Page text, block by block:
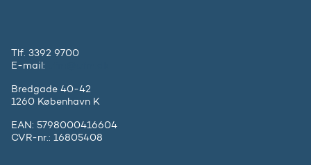
Tlf. 3392 9700
E-mail:
Bredgade 40-42
1260 København K
EAN: 5798000416604
CVR-nr.: 16805408